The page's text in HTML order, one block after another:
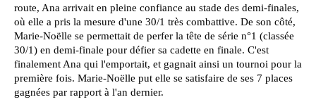
route, Ana arrivait en pleine confiance au stade des demi-finales,
où elle a pris la mesure d'une 30/1 très combattive. De son côté,
Marie-Noëlle se permettait de perfer la tête de série n°1 (classée
30/1) en demi-finale pour défier sa cadette en finale. C'est
finalement Ana qui l'emportait, et gagnait ainsi un tournoi pour la
première fois. Marie-Noëlle put elle se satisfaire de ses 7 places
gagnées par rapport à l'an dernier.